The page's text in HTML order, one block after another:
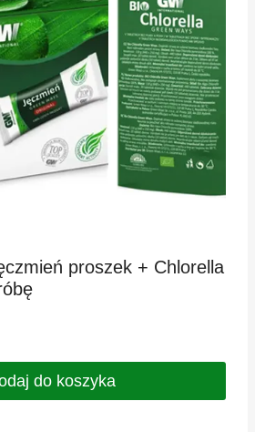
proszek + Chlorella
do koszyka